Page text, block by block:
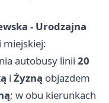
- Urodzajna
miejskiej:
autobusy linii 20
i Żyzną objazdem
; w obu kierunkach